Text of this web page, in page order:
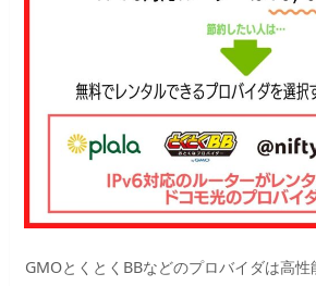
GMOとくとくBBなどのプロバイダは高